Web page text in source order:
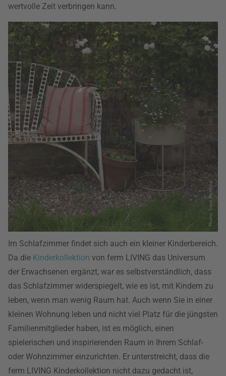
wertvolle Zeit verbringen kann.
Im Schlafzimmer findet sich auch ein kleiner Kinderbereich.
Da die Kinderkollektion von ferm LIVING das Universum
der Erwachsenen ergänzt, war es selbstverständlich, dass
das Schlafzimmer widerspiegelt, wie es ist, mit Kindern zu
leben, wenn man wenig Raum hat. Auch wenn Sie in einer
kleinen Wohnung leben und nicht viel Platz für die jüngsten
Familienmitglieder haben, ist es möglich, einen
spielerischen und inspirierenden Raum in Ihrem Schlaf-
oder Wohnzimmer einzurichten. Er unterstreicht, dass die
ferm LIVING Kinderkollektion nicht dazu gedacht ist,